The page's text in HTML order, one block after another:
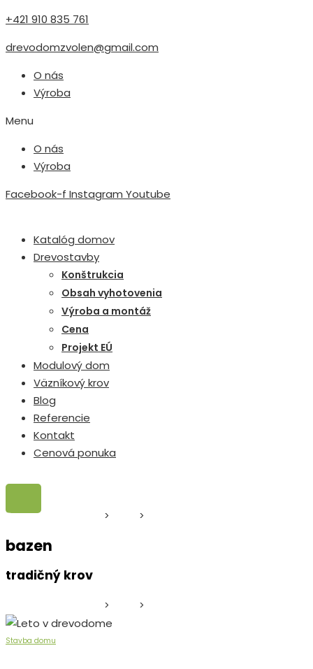
+421 910 835 761
drevodomzvolen@gmail.com
O nás
Výroba
Menu
O nás
Výroba
Facebook-f Instagram Youtube
Katalóg domov
Drevostavby
Konštrukcia
Obsah vyhotovenia
Výroba a montáž
Cena
Projekt EÚ
Modulový dom
Väzníkový krov
Blog
Referencie
Kontakt
Cenová ponuka
Drevodom Zvolen > >
bazen
tradičný krov
> >
Stavba domu